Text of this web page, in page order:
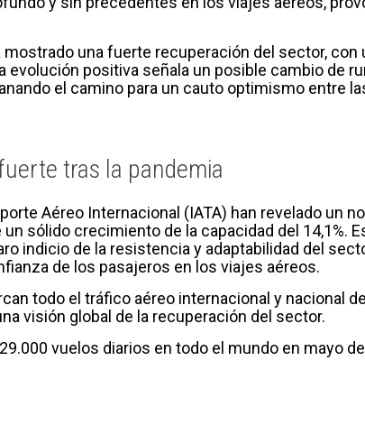
mostrado una fuerte recuperación del sector,
evolución positiva señala un posible cambio de
el camino para un cauto optimismo entre
tras la pandemia
Aéreo Internacional (IATA) han revelado un
un sólido crecimiento de la capacidad del 14,1%.
indicio de la resistencia y adaptabilidad del
de los pasajeros en los viajes aéreos.
todo el tráfico aéreo internacional y nacional
visión global de la recuperación del sector.
vuelos diarios en todo el mundo en mayo